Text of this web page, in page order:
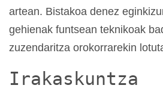
artean. Bistakoa denez
gehienak funtsean teknikoak
zuzendaritza orokorrarekin
Irakaskuntza